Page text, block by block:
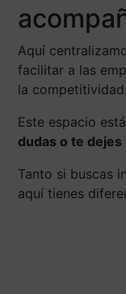
Aquí
facilitar a las
la competitividad.
Este espacio
dudas o te dejes
Tanto si buscas
aquí tienes